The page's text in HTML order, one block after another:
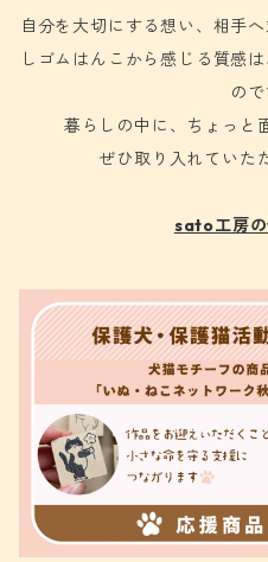
自分を大切にする想い、相手
しゴムはんこから感じる質感
ので
暮らしの中に、ちょっと
ぜひ取り入れていた
sato工房